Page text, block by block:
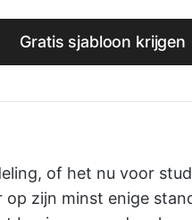
Gratis sjabloon krijgen
of het nu voor
op zijn minst enige